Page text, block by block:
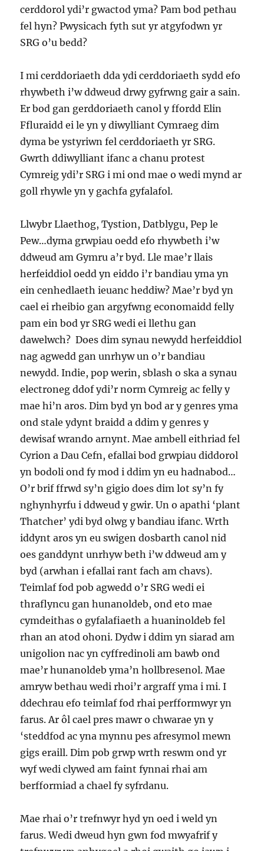
cerddorol ydi’r gwactod yma? Pam bod pethau
fel hyn? Pwysicach fyth sut yr atgyfodwn yr
SRG o’u bedd?
I mi cerddoriaeth dda ydi cerddoriaeth sydd efo
rhywbeth i’w ddweud drwy gyfrwng gair a sain.
Er bod gan gerddoriaeth canol y ffordd Elin
Ffluraidd ei le yn y diwylliant Cymraeg dim
dyma be ystyriwn fel cerddoriaeth yr SRG.
Gwrth ddiwylliant ifanc a chanu protest
Cymreig ydi’r SRG i mi ond mae o wedi mynd ar
goll rhywle yn y gachfa gyfalafol.
Llwybr Llaethog, Tystion, Datblygu, Pep le
Pew…dyma grwpiau oedd efo rhywbeth i’w
ddweud am Gymru a’r byd. Lle mae’r llais
herfeiddiol oedd yn eiddo i’r bandiau yma yn
ein cenhedlaeth ieuanc heddiw? Mae’r byd yn
cael ei rheibio gan argyfwng economaidd felly
pam ein bod yr SRG wedi ei llethu gan
dawelwch? Does dim synau newydd herfeiddiol
nag agwedd gan unrhyw un o’r bandiau
newydd. Indie, pop werin, sblash o ska a synau
electroneg ddof ydi’r norm Cymreig ac felly y
mae hi’n aros. Dim byd yn bod ar y genres yma
ond stale ydynt braidd a ddim y genres y
dewisaf wrando arnynt. Mae ambell eithriad fel
Cyrion a Dau Cefn, efallai bod grwpiau diddorol
yn bodoli ond fy mod i ddim yn eu hadnabod…
O’r brif ffrwd sy’n gigio does dim lot sy’n fy
nghynhyrfu i ddweud y gwir. Un o apathi ‘plant
Thatcher’ ydi byd olwg y bandiau ifanc. Wrth
iddynt aros yn eu swigen dosbarth canol nid
oes ganddynt unrhyw beth i’w ddweud am y
byd (arwhan i efallai rant fach am chavs).
Teimlaf fod pob agwedd o’r SRG wedi ei
thraflyncu gan hunanoldeb, ond eto mae
cymdeithas o gyfalafiaeth a huaninoldeb fel
rhan an atod ohoni. Dydw i ddim yn siarad am
unigolion nac yn cyffredinoli am bawb ond
mae’r hunanoldeb yma’n hollbresenol. Mae
amryw bethau wedi rhoi’r argraff yma i mi. I
ddechrau efo teimlaf fod rhai perfformwyr yn
farus. Ar ôl cael pres mawr o chwarae yn y
‘steddfod ac yna mynnu pes afresymol mewn
gigs eraill. Dim pob grwp wrth reswm ond yr
wyf wedi clywed am faint fynnai rhai am
berfformiad a chael fy syfrdanu.
Mae rhai o’r trefnwyr hyd yn oed i weld yn
farus. Wedi dweud hyn gwn fod mwyafrif y